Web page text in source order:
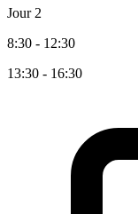
Jour 2
8:30 - 12:30
13:30 - 16:30